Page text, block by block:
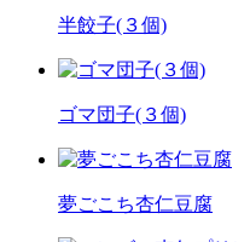
半餃子(３個)
ゴマ団子(３個)
夢ごこち杏仁豆腐